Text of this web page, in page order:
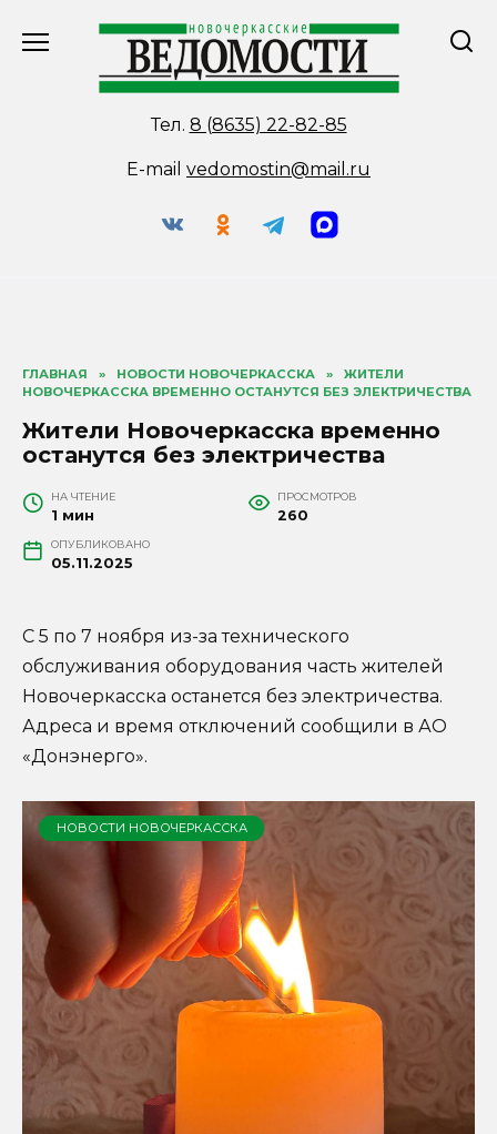
Тел. 8 (8635) 22-82-85
E-mail vedomostin@mail.ru
ГЛАВНАЯ » НОВОСТИ НОВОЧЕРКАССКА »
ЖИТЕЛИ
НОВОЧЕРКАССКА ВРЕМЕННО ОСТАНУТСЯ БЕЗ ЭЛЕКТРИЧЕСТВА
Жители Новочеркасска временно
останутся без электричества
НА ЧТЕНИЕ
1 мин
ПРОСМОТРОВ
260
ОПУБЛИКОВАНО
05.11.2025
С 5 по 7 ноября из-за технического
обслуживания оборудования часть жителей
Новочеркасска останется без электричества.
Адреса и время отключений сообщили в АО
«Донэнерго».
НОВОСТИ НОВОЧЕРКАССКА